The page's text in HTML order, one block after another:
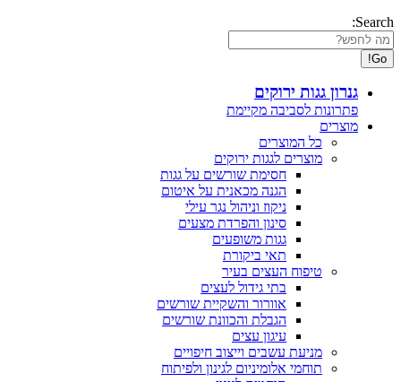
Search:
גנרון גגות ירוקים
פתרונות לסביבה מקיימת
מוצרים
כל המוצרים
מוצרים לגגות ירוקים
חסימת שורשים על גגות
הגנה מכאנית על איטום
ניקוז וניהול נגר עילי
סינון והפרדת מצעים
גגות משופעים
תאי ביקורת
טיפוח העצים בעיר
בתי גידול לעצים
אוורור והשקיית שורשים
הגבלת והכוונת שורשים
עיגון עצים
מניעת עשבים וייצוב חיפויים
תוחמי אלומיניום לגינון ולפיתוח